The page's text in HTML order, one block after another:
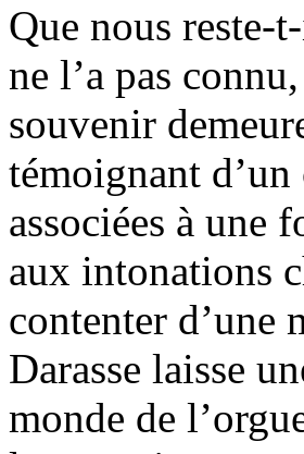
Que nous reste-
ne l’a pas
souvenir
témoignant
associées à une
aux intonations
contenter d’une
Darasse laisse
monde de